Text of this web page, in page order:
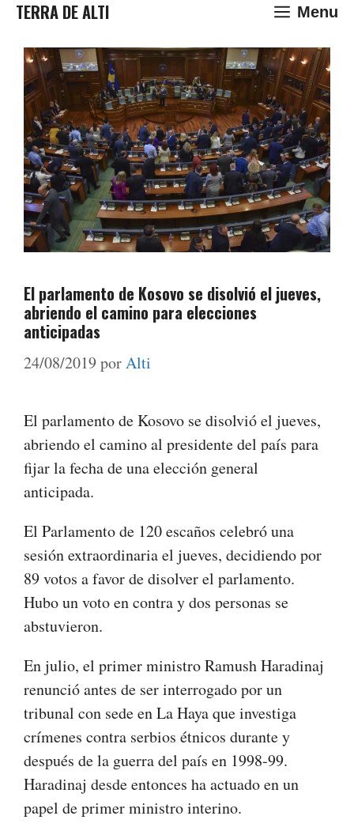
Saltar
contenido
TERRA DE ALTI Menu
El parlamento de Kosovo se disolvió el jueves,
abriendo el camino para elecciones
anticipadas
24/08/2019 porAlti
El parlamento de Kosovo se disolvió el jueves,
abriendo el camino al presidente del país para
fijar la fecha de una elección general
anticipada.
El Parlamento de 120 escaños celebró una
sesión extraordinaria el jueves, decidiendo por
89 votos a favor de disolver el parlamento.
Hubo un voto en contra y dos personas se
abstuvieron.
En julio, el primer ministro Ramush Haradinaj
renunció antes de ser interrogado por un
tribunal con sede en La Haya que investiga
crímenes contra serbios étnicos durante y
después de la guerra del país en 1998-99.
Haradinaj desde entonces ha actuado en un
papel de primer ministro interino.